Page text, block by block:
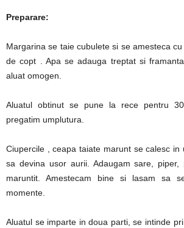
Preparare:
Margarina se taie cubulete si se amesteca
de copt . Apa se adauga treptat si
aluat omogen.
Aluatul obtinut se pune la rece pentru
pregatim umplutura.
Ciupercile , ceapa taiate marunt se calesc in
sa devina usor aurii. Adaugam sare, piper,
maruntit. Amestecam bine si lasam sa
momente.
Aluatul se imparte in doua parti, se intinde